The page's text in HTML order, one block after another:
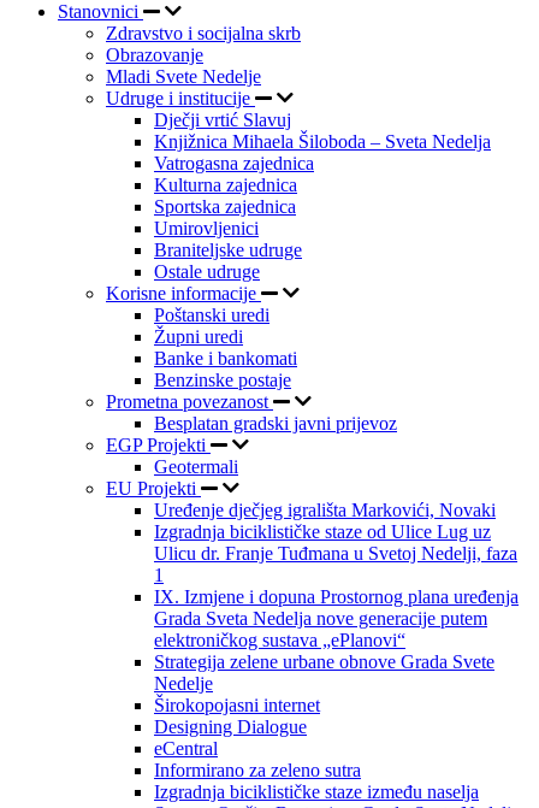
Stanovnici
Zdravstvo i socijalna skrb
Obrazovanje
Mladi Svete Nedelje
Udruge i institucije
Dječji vrtić Slavuj
Knjižnica Mihaela Šiloboda – Sveta Nedelja
Vatrogasna zajednica
Kulturna zajednica
Sportska zajednica
Umirovljenici
Braniteljske udruge
Ostale udruge
Korisne informacije
Poštanski uredi
Župni uredi
Banke i bankomati
Benzinske postaje
Prometna povezanost
Besplatan gradski javni prijevoz
EGP Projekti
Geotermali
EU Projekti
Uređenje dječjeg igrališta Markovići, Novaki
Izgradnja biciklističke staze od Ulice Lug uz
Ulicu dr. Franje Tuđmana u Svetoj Nedelji, faza
1
IX. Izmjene i dopuna Prostornog plana uređenja
Grada Sveta Nedelja nove generacije putem
elektroničkog sustava „ePlanovi“
Strategija zelene urbane obnove Grada Svete
Nedelje
Širokopojasni internet
Designing Dialogue
eCentral
Informirano za zeleno sutra
Izgradnja biciklističke staze između naselja